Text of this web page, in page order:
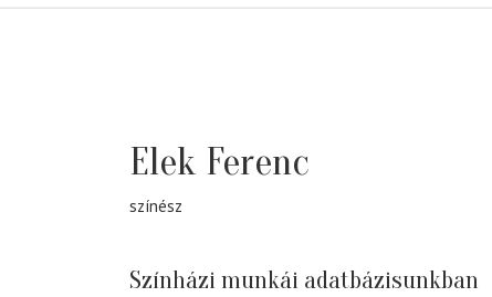
Elek Ferenc
színész
Színházi munkái adatbázisunkban